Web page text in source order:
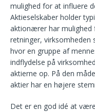
mulighed for at influere
Aktieselskaber holder
aktionærer har mulighed
retninger,
hvor en gruppe af
indflydelse på
aktierne op. På den
aktier har en højere
Det er en god idé at